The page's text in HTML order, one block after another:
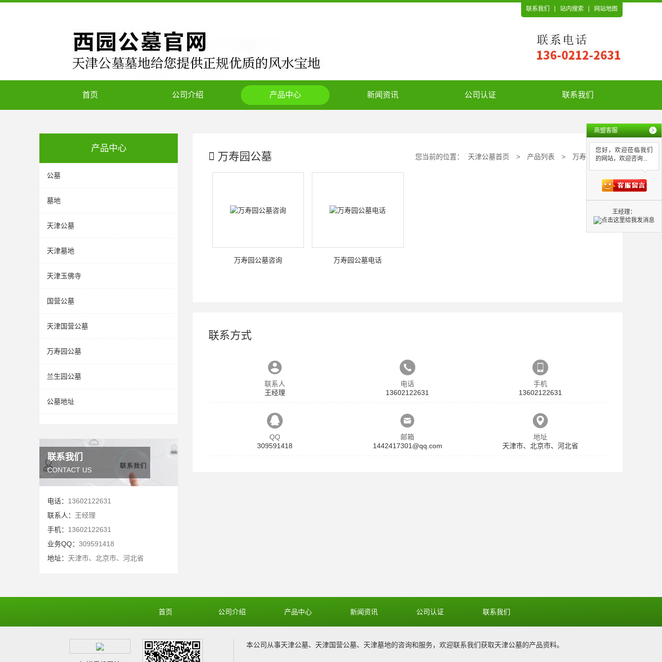
联系我们 站内搜索 网站地图
首页 公司介绍 产品中心 新闻资讯 公司认证 联系我们
产品中心
公墓
墓地
天津公墓
天津墓地
天津玉佛寺
国营公墓
天津国营公墓
万寿园公墓
兰生园公墓
公墓地址
联系我们
CONTACT US
电话： 13602122631
联系人： 王经理
手机： 13602122631
业务QQ： 309591418
地址： 天津市、北京市、河北省
万寿园公墓 您当前的位置： 天津公墓首页 > 产品列表 > 万寿园公墓
万寿园公墓咨询 万寿园公墓电话
联系方式
联系人
王经理
电话
13602122631
手机
13602122631
QQ
309591418
邮箱
1442417301@qq.com
地址
天津市、北京市、河北省
首页 公司介绍 产品中心 新闻资讯 公司认证 联系我们
本公司从事天津公墓、 天津国营公墓、 天津墓地的咨询和服务，欢迎联系我们获取天津公墓的产品资料。
商盟客服 >
您好，欢迎莅临我们
的网站，欢迎咨询...
王经理：